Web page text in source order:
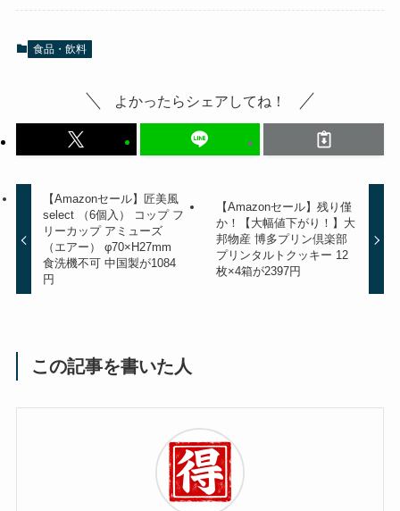
食品・飲料
よかったらシェアしてね！
【Amazonセール】匠美風
select （6個入） コップ フ
リーカップ アミューズ
（エアー） φ70×H27mm
食洗機不可 中国製が1084
円
【Amazonセール】残り僅
か！【大幅値下がり！】大
邦物産 博多プリン倶楽部
プリンタルトクッキー 12
枚×4箱が2397円
この記事を書いた人